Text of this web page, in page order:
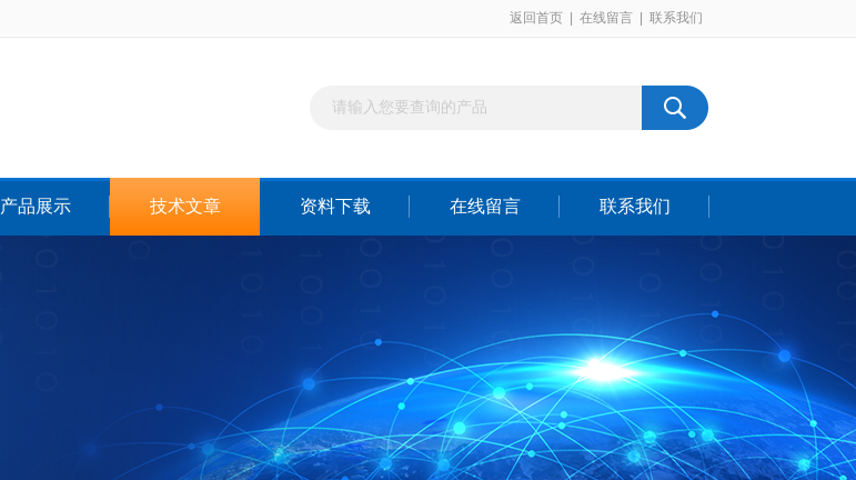
返回首页 在线留言 联系我们
产品展示 技术文章 资料下载 在线留言 联系我们